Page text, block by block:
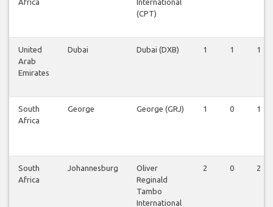
Africa
International
(CPT)
United
Arab
Emirates
Dubai Dubai (DXB) 1 1 1
South
Africa
George George (GRJ) 1 0 1
South
Africa
Johannesburg
Oliver
Reginald
Tambo
International
2 0 2